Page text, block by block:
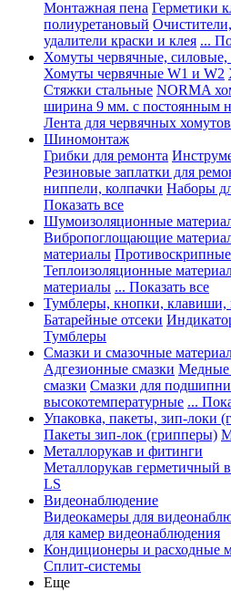
Монтажная пена Герметики
полиуретановый
удалители краски и клея ...
Хомуты червячные, силовые,
Хомуты червячные W1 и W2
Стяжки стальные NORMA
ширина 9 мм. с постоянным
Лента для червячных
Шиномонтаж
Грибки для ремонта
Резиновые заплатки для
ниппели, колпачки Наборы
Показать все
Шумоизоляционные
Вибропоглощающие
материалы
Теплоизоляционные
материалы ... Показать все
Тумблеры, кнопки, клавиши,
Батарейные отсеки
Тумблеры
Смазки и смазочные
Адгезионные смазки Медные
смазки Смазки для
высокотемпературные ...
Упаковка, пакеты, зип-локи
Пакеты зип-лок (грипперы)
Металлорукав и фитинги
Металлорукав
LS
Видеонаблюдение
Видеокамеры для
для камер видеонаблюдения
Кондиционеры и расходные
Сплит-системы
Еще